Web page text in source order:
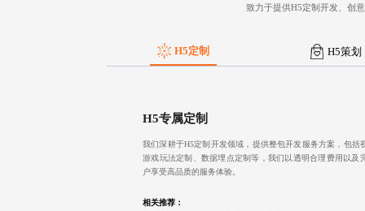
致力于提供H5定制开发、创
H5定制 H5策划
H5专属定制
我们深耕于H5定制开发领域，提供整包开发服务方案，包括
游戏玩法定制、数据埋点定制等，我们以透明合理费用以及
户享受高品质的服务体验。
相关推荐：